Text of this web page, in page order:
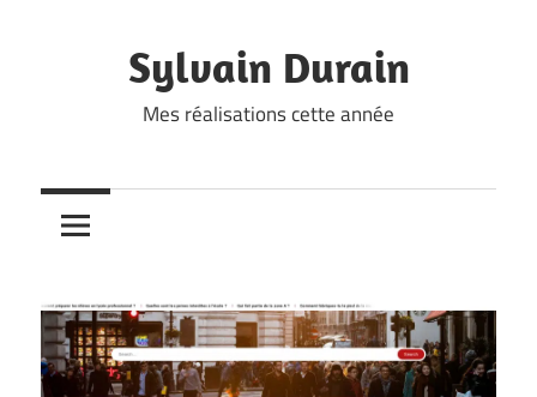
Sylvain Durain
Mes réalisations cette année